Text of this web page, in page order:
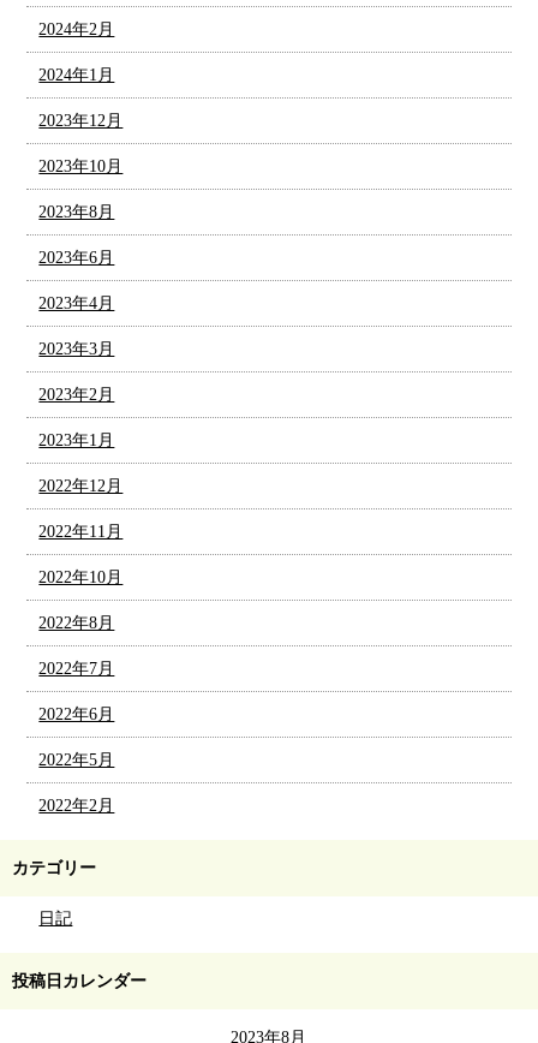
2024年2月
2024年1月
2023年12月
2023年10月
2023年8月
2023年6月
2023年4月
2023年3月
2023年2月
2023年1月
2022年12月
2022年11月
2022年10月
2022年8月
2022年7月
2022年6月
2022年5月
2022年2月
カテゴリー
日記
投稿日カレンダー
2023年8月